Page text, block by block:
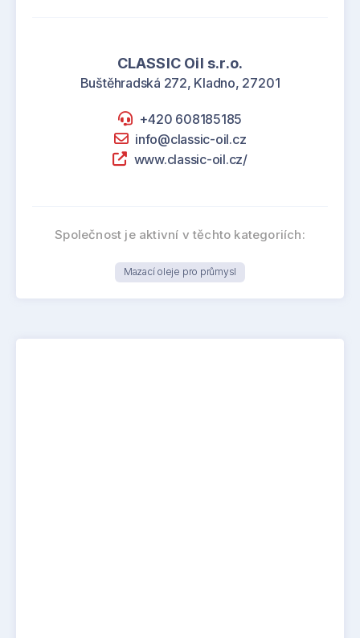
CLASSIC Oil s.r.o.
Buštěhradská 272, Kladno, 27201
+420 608185185
info@classic-oil.cz
www.classic-oil.cz/
Společnost je aktivní v těchto kategoriích:
Mazací oleje pro průmysl